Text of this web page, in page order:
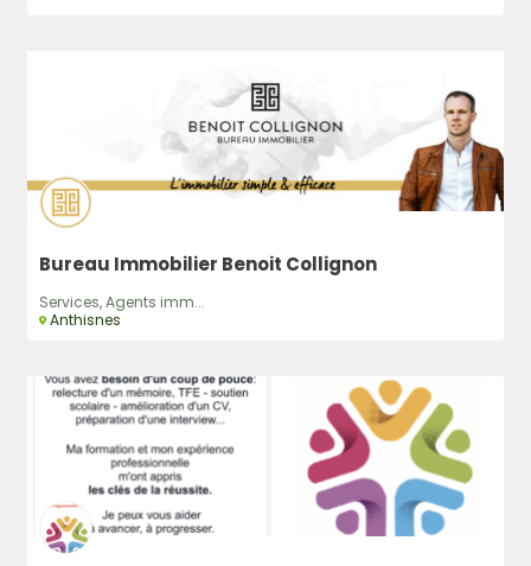
Bureau Immobilier Benoit Collignon
Services, Agents imm...
Anthisnes